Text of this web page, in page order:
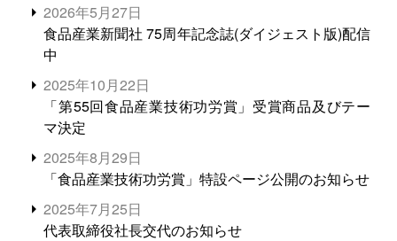
2026年5月27日
食品産業新聞社 75周年記念誌(ダイジェスト版)配信
中
2025年10月22日
「第55回食品産業技術功労賞」受賞商品及びテー
マ決定
2025年8月29日
「食品産業技術功労賞」特設ページ公開のお知らせ
2025年7月25日
代表取締役社長交代のお知らせ